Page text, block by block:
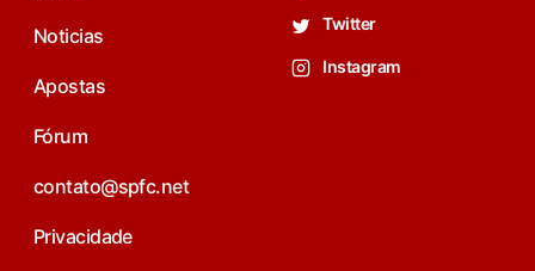
Noticias
Apostas
Fórum
contato@spfc.net
Privacidade
Twitter
Instagram